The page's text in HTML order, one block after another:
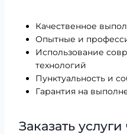
Качественное
Опытные и
Использование
технологий
Пунктуальность и
Гарантия на
Заказать